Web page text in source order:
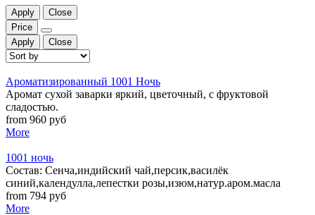
Apply
Close
Price
Apply
Close
Ароматизированный 1001 Ночь
Аромат сухой заварки яркий, цветочный, с фруктовой
сладостью.
from 960 руб
More
1001 ночь
Состав: Сенча,индийский чай,персик,василёк
синий,календулла,лепестки розы,изюм,натур.аром.масла
from 794 руб
More